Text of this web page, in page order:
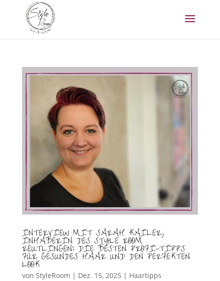
INTERVIEW MIT SARAH KAILER,
INHABERIN DES STYLE ROOM
REUTLINGEN: DIE BESTEN PROFI-TIPPS
FÜR GESUNDES HAAR UND DEN PERFEKTEN
LOOK
von StyleRoom | Dez. 15, 2025 | Haartipps